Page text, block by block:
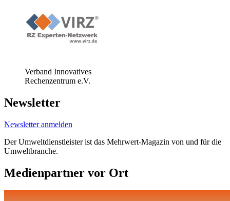
Verband Innovatives
Rechenzentrum e.V.
Newsletter
Newsletter anmelden
Der Umweltdienstleister ist das Mehrwert-Magazin von und für die
Umweltbranche.
Medienpartner vor Ort